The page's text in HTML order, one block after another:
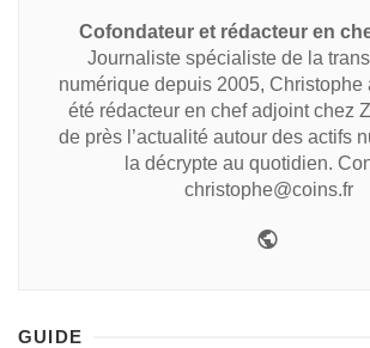
Cofondateur et rédacteur en
Journaliste spécialiste de la
numérique depuis 2005, Christophe
été rédacteur en chef adjoint chez
de près l’actualité autour des actifs
la décrypte au quotidien.
christophe@coins.fr
GUIDE